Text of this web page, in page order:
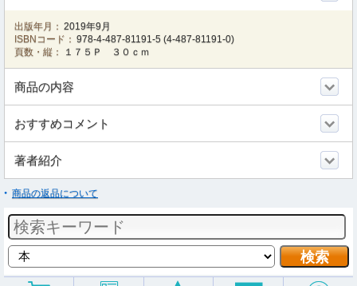
出版年月： 2019年9月
ISBNコード： 978-4-487-81191-5 (4-487-81191-0)
頁数・縦：
１７５Ｐ ３０ｃｍ
商品の内容
おすすめコメント
著者紹介
商品の返品について